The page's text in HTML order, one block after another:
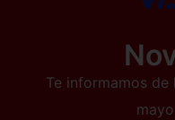
Te informamos de